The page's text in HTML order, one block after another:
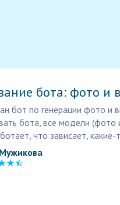
бота: фото и
бот по генерации фото и
бота, все модели
что зависает,